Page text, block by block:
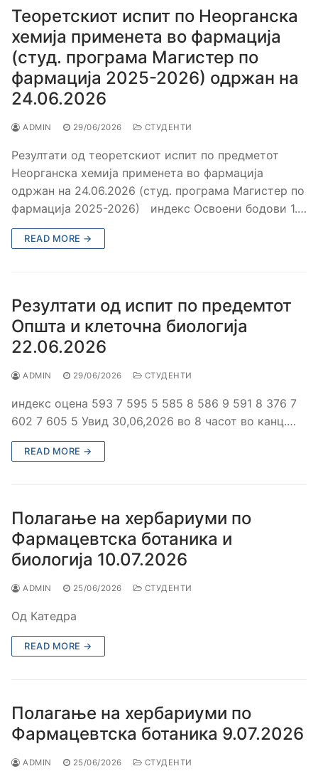
Теоретскиот испит по Неорганска
хемија применета во фармација
(студ. програма Магистер по
фармација 2025-2026) одржан на
24.06.2026
ADMIN 29/06/2026 СТУДЕНТИ
Резултати од теоретскиот испит по предметот
Неорганска хемија применета во фармација
одржан на 24.06.2026 (студ. програма Магистер по
фармација 2025-2026) индекс Освоени бодови 1.…
READ MORE →
Резултати од испит по предемтот
Општа и клеточна биологија
22.06.2026
ADMIN 29/06/2026 СТУДЕНТИ
индекс оцена 593 7 595 5 585 8 586 9 591 8 376 7
602 7 605 5 Увид 30,06,2026 во 8 часот во канц.…
READ MORE →
Полагање на хербариуми по
Фармацевтска ботаника и
биологија 10.07.2026
ADMIN 25/06/2026 СТУДЕНТИ
Од Катедра
READ MORE →
Полагање на хербариуми по
Фармацевтска ботаника 9.07.2026
ADMIN 25/06/2026 СТУДЕНТИ